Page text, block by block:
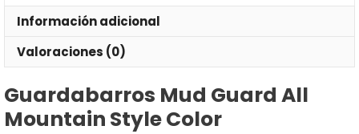
Información adicional
Valoraciones (0)
Guardabarros Mud Guard All
Mountain Style Color